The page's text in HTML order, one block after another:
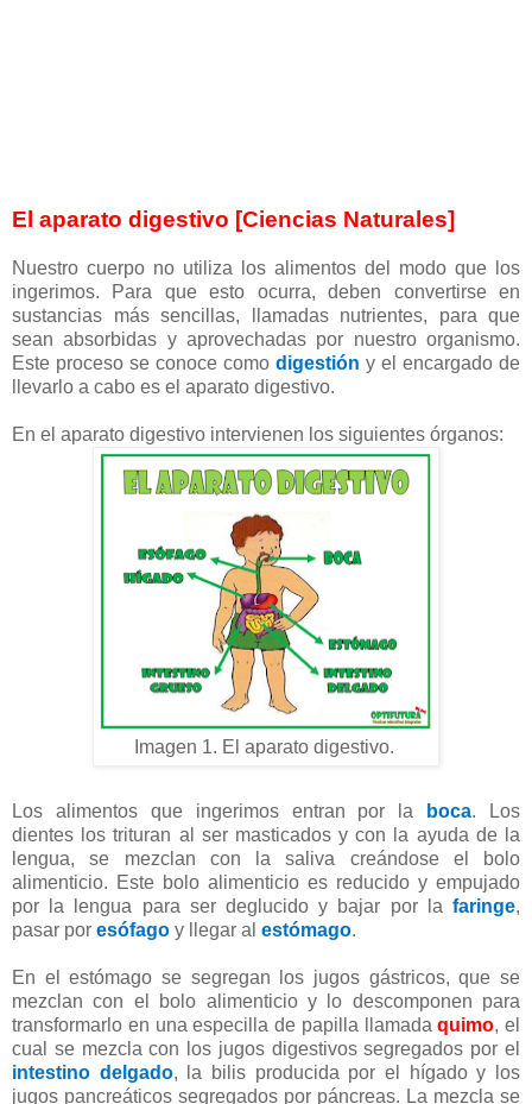
El aparato digestivo [Ciencias Naturales]
Nuestro cuerpo no utiliza los alimentos del modo que los
ingerimos. Para que esto ocurra, deben convertirse en
sustancias más sencillas, llamadas nutrientes, para que
sean absorbidas y aprovechadas por nuestro organismo.
Este proceso se conoce como digestión y el encargado de
llevarlo a cabo es el aparato digestivo.
En el aparato digestivo intervienen los siguientes órganos:
Imagen 1. El aparato digestivo.
Los alimentos que ingerimos entran por la boca. Los
dientes los trituran al ser masticados y con la ayuda de la
lengua, se mezclan con la saliva creándose el bolo
alimenticio. Este bolo alimenticio es reducido y empujado
por la lengua para ser deglucido y bajar por la faringe,
pasar por esófago y llegar al estómago.
En el estómago se segregan los jugos gástricos, que se
mezclan con el bolo alimenticio y lo descomponen para
transformarlo en una especilla de papilla llamadaquimo, el
cual se mezcla con los jugos digestivos segregados por el
intestino delgado, la bilis producida por el hígado y los
jugos pancreáticos segregados por páncreas. La mezcla se